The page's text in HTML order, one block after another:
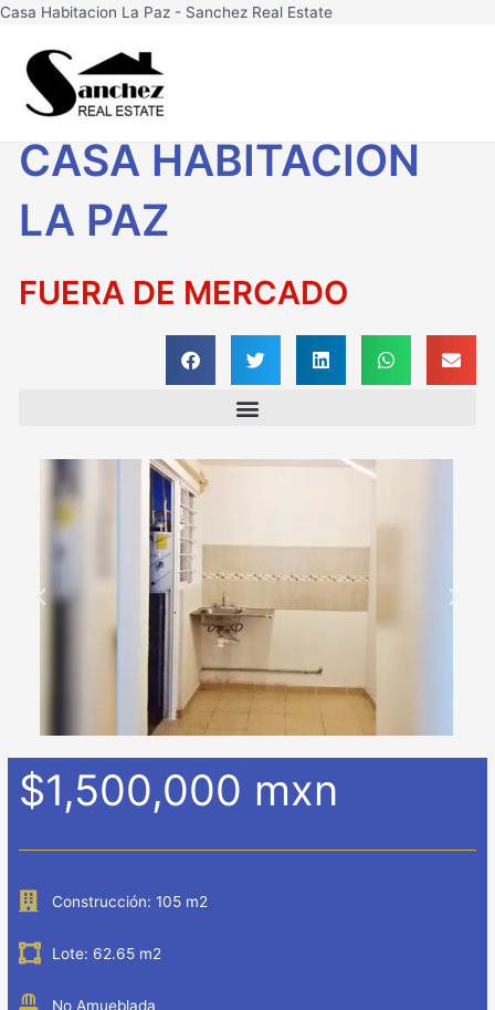
Casa Habitacion La Paz - Sanchez Real EstateIr
CASA HABITACION
LA PAZ
FUERA DE MERCADO
$1,500,000 mxn
Construcción: 105 m2
Lote: 62.65 m2
No Amueblada